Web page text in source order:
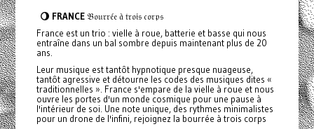
🌖 FRANCE𝔅𝔬𝔲𝔯𝔯𝔢́𝔢 𝔞̀ 𝔱𝔯𝔬𝔦𝔰 𝔠𝔬𝔯𝔭𝔰
France est un trio : vielle à roue, batterie et basse qui nous
entraîne dans un bal sombre depuis maintenant plus de 20
ans.
Leur musique est tantôt hypnotique presque nuageuse,
tantôt agressive et détourne les codes des musiques dites «
traditionnelles ». France s'empare de la vielle à roue et nous
ouvre les portes d'un monde cosmique pour une pause à
l'intérieur de soi. Une note unique, des rythmes minimalistes
pour un drone de l'infini, rejoignez la bourrée à trois corps